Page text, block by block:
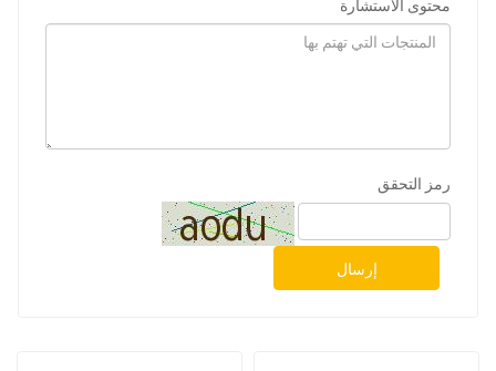
محتوى الاستشارة
رمز التحقق
إرسال